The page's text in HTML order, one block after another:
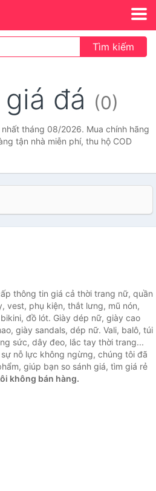
Tìm kiếm
đá (0)
tháng 08/2026. Mua chính hãng
tận nhà miễn phí, thu hộ COD
thông tin giá cả thời trang nữ, quần
vest, phụ kiện, thắt lưng, mũ nón,
đồ lót. Giày dép nữ, giày cao
giày sandals, dép nữ. Vali, balô, túi
sức, dây đeo, lắc tay thời trang...
nỗ lực không ngừng, chúng tôi đã
giúp bạn so sánh giá, tìm giá rẻ
không bán hàng.